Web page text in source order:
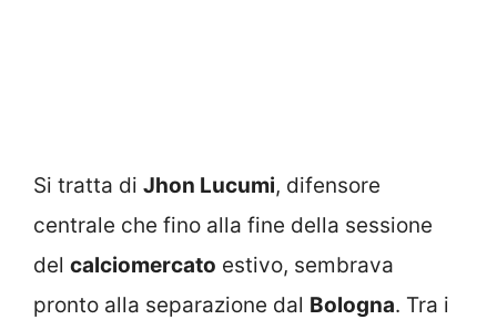
Si tratta di Jhon Lucumi, difensore
centrale che fino alla fine della sessione
del calciomercato estivo, sembrava
pronto alla separazione dal Bologna. Tra i